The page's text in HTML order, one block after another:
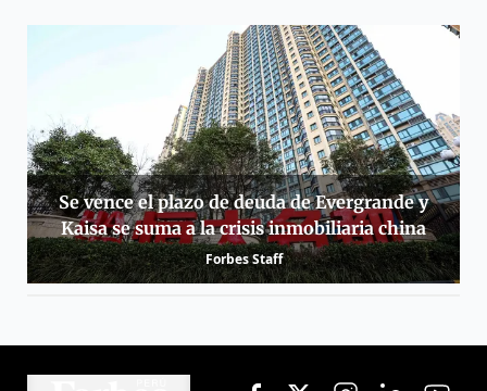
Se vence el plazo de deuda de Evergrande y
Kaisa se suma a la crisis inmobiliaria china
Forbes Staff